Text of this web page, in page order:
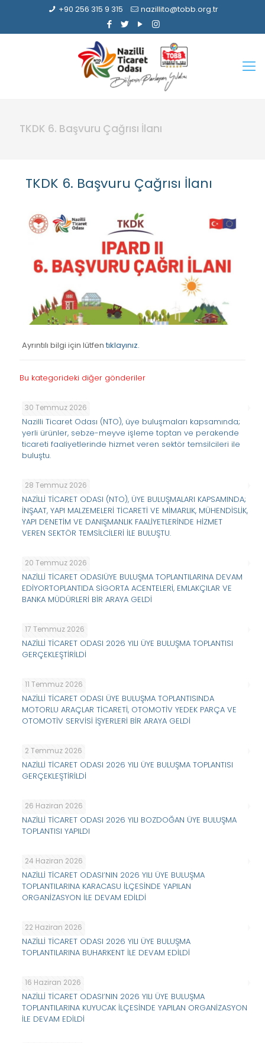
+90 256 315 9 315 nazillito@tobb.org.tr
TKDK 6. Başvuru Çağrısı İlanı
TKDK 6. Başvuru Çağrısı İlanı
Ayrıntılı bilgi için lütfentıklayınız.
Bu kategorideki diğer gönderiler
30 Temmuz 2026
Nazilli Ticaret Odası (NTO), üye buluşmaları kapsamında;
yerli ürünler, sebze-meyve işleme toptan ve perakende
ticareti faaliyetlerinde hizmet veren sektör temsilcileri ile
buluştu.
28 Temmuz 2026
NAZİLLİ TİCARET ODASI (NTO), ÜYE BULUŞMALARI KAPSAMINDA;
İNŞAAT, YAPI MALZEMELERİ TİCARETİ VE MİMARLIK, MÜHENDİSLİK,
YAPI DENETİM VE DANIŞMANLIK FAALİYETLERİNDE HİZMET
VEREN SEKTÖR TEMSİLCİLERİ İLE BULUŞTU.
20 Temmuz 2026
NAZİLLİ TİCARET ODASIÜYE BULUŞMA TOPLANTILARINA DEVAM
EDİYORTOPLANTIDA SİGORTA ACENTELERİ, EMLAKÇILAR VE
BANKA MÜDÜRLERİ BİR ARAYA GELDİ
17 Temmuz 2026
NAZİLLİ TİCARET ODASI 2026 YILI ÜYE BULUŞMA TOPLANTISI
GERÇEKLEŞTİRİLDİ
11 Temmuz 2026
NAZİLLİ TİCARET ODASI ÜYE BULUŞMA TOPLANTISINDA
MOTORLU ARAÇLAR TİCARETİ, OTOMOTİV YEDEK PARÇA VE
OTOMOTİV SERVİSİ İŞYERLERİ BİR ARAYA GELDİ
2 Temmuz 2026
NAZİLLİ TİCARET ODASI 2026 YILI ÜYE BULUŞMA TOPLANTISI
GERÇEKLEŞTİRİLDİ
26 Haziran 2026
NAZİLLİ TİCARET ODASI 2026 YILI BOZDOĞAN ÜYE BULUŞMA
TOPLANTISI YAPILDI
24 Haziran 2026
NAZİLLİ TİCARET ODASI’NIN 2026 YILI ÜYE BULUŞMA
TOPLANTILARINA KARACASU İLÇESİNDE YAPILAN
ORGANİZASYON İLE DEVAM EDİLDİ
22 Haziran 2026
NAZİLLİ TİCARET ODASI 2026 YILI ÜYE BULUŞMA
TOPLANTILARINA BUHARKENT İLE DEVAM EDİLDİ
16 Haziran 2026
NAZİLLİ TİCARET ODASI’NIN 2026 YILI ÜYE BULUŞMA
TOPLANTILARINA KUYUCAK İLÇESİNDE YAPILAN ORGANİZASYON
İLE DEVAM EDİLDİ